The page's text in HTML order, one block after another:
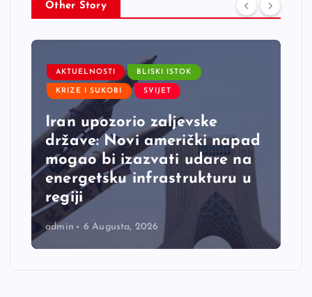
Other Story
AKTUELNOSTI BLISKI ISTOK
KRIZE I SUKOBI SVIJET
Iran upozorio zaljevske
države: Novi američki napad
mogao bi izazvati udare na
energetsku infrastrukturu u
regiji
admin 6 Augusta, 2026